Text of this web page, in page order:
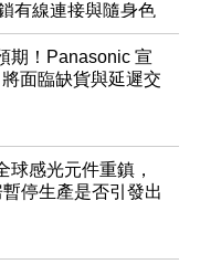
有線連接與隨身色
期！Panasonic 宣
面臨缺貨與延遲交
球感光元件重鎮，
停生產是否引發出